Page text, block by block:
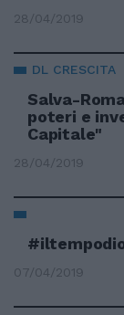
28/04/2019
DL CRESCITA
Salva-
poteri e
Capitale"
28/04/2019
07/04/2019